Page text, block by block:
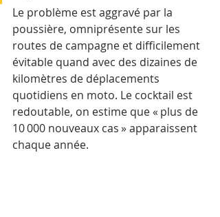
Le problème est aggravé par la
poussière, omniprésente sur les
routes de campagne et difficilement
évitable quand avec des dizaines de
kilomètres de déplacements
quotidiens en moto. Le cocktail est
redoutable, on estime que « plus de
10 000 nouveaux cas » apparaissent
chaque année.